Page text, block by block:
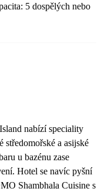
5 dospělých nebo
nabízí speciality
a asijské
u bazénu zase
Hotel se navíc pyšní
Shambhala Cuisine s